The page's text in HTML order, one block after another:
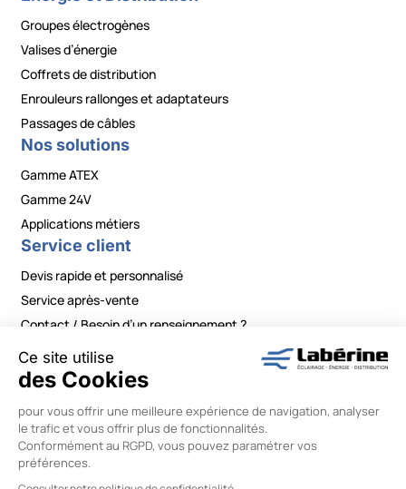
Groupes électrogènes
Valises d’énergie
Coffrets de distribution
Enrouleurs rallonges et adaptateurs
Passages de câbles
Nos solutions
Gamme ATEX
Gamme 24V
Applications métiers
Service client
Devis rapide et personnalisé
Service après-vente
Contact / Besoin d’un renseignement ?
Mentions légales |Politiques de confidentialité
Conditions générales de vente|
Modifier vos préférences en matière de cookies